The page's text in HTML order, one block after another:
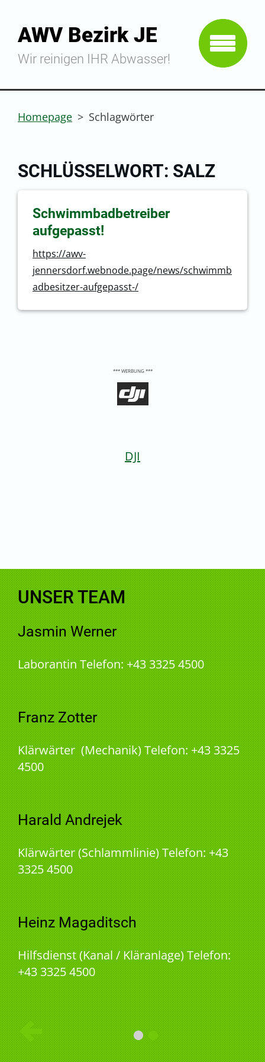
AWV Bezirk JE
Wir reinigen IHR Abwasser!
Homepage > Schlagwörter
SCHLÜSSELWORT: SALZ
Schwimmbadbetreiber
aufgepasst!
https://awv-
jennersdorf.webnode.page/news/schwimmb
adbesitzer-aufgepasst-/
*** WERBUNG ***
DJI
UNSER TEAM
Jasmin Werner
Laborantin Telefon: +43 3325 4500
Franz Zotter
Klärwärter (Mechanik) Telefon: +43 3325
4500
Harald Andrejek
Klärwärter (Schlammlinie) Telefon: +43
3325 4500
Heinz Magaditsch
Hilfsdienst (Kanal / Kläranlage) Telefon:
+43 3325 4500